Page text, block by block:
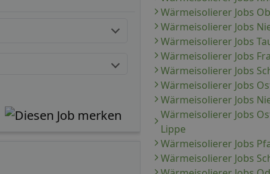
Wärmeisolierer Jobs
Wärmeisolierer Jobs
Wärmeisolierer Jobs
Wärmeisolierer Jobs
Wärmeisolierer Jobs
Wärmeisolierer Jobs
Wärmeisolierer Jobs
Wärmeisolierer Jobs
Lippe
Wärmeisolierer Jobs
Wärmeisolierer Jobs